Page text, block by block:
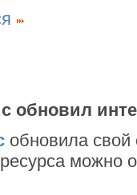
обновил
обновила
можно